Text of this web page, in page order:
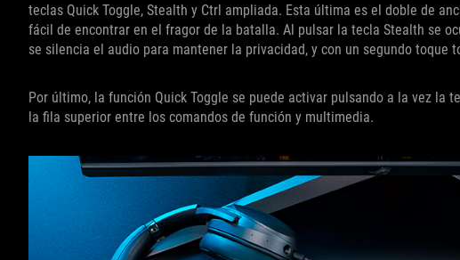
teclas Quick Toggle, Stealth y Ctrl ampliada. Esta última es el doble de
fácil de encontrar en el fragor de la batalla. Al pulsar la tecla Stealth se
se silencia el audio para mantener la privacidad, y con un segundo toque
Por último, la función Quick Toggle se puede activar pulsando a la vez la
la fila superior entre los comandos de función y multimedia.